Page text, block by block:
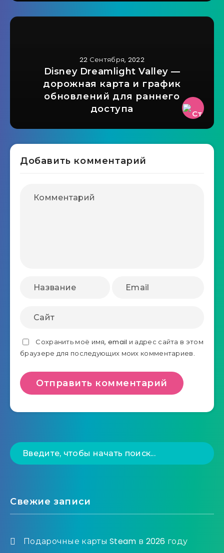
22 Сентября, 2022
Disney Dreamlight Valley —
дорожная карта и график
обновлений для раннего
доступа
Добавить комментарий
Сохранить моё имя, email и адрес сайта в этом
браузере для последующих моих комментариев.
Свежие записи
Подарочные карты Steam в 2026 году